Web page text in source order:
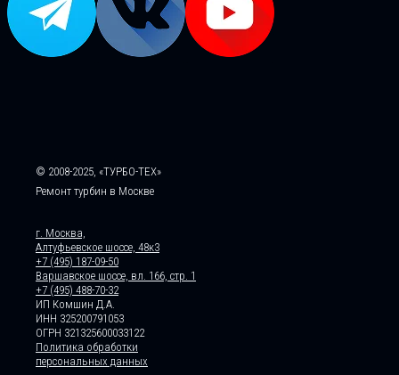
© 2008-2025, «ТУРБО-ТЕХ»
Ремонт турбин в Москве
г. Москва,
Алтуфьевское шоссе, 48к3
+7 (495) 187-09-50
Варшавское шоссе, вл. 166, стр. 1
+7 (495) 488-70-32
ИП Комшин Д.А.
ИНН 325200791053
ОГРН 321325600033122
Политика обработки
персональных данных